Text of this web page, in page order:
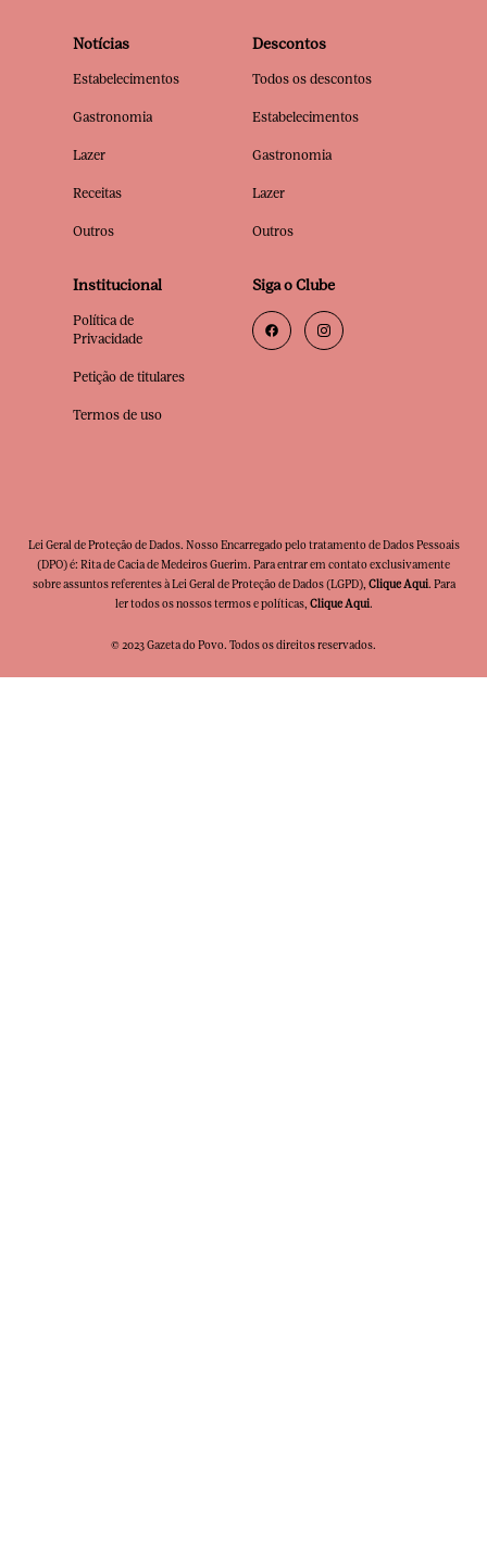
Notícias
Estabelecimentos
Gastronomia
Lazer
Receitas
Outros
Descontos
Todos os descontos
Estabelecimentos
Gastronomia
Lazer
Outros
Institucional
Política de
Privacidade
Petição de titulares
Termos de uso
Siga o Clube
Lei Geral de Proteção de Dados. Nosso Encarregado pelo tratamento de Dados Pessoais
(DPO) é: Rita de Cacia de Medeiros Guerim. Para entrar em contato exclusivamente
sobre assuntos referentes à Lei Geral de Proteção de Dados (LGPD), Clique Aqui. Para
ler todos os nossos termos e políticas, Clique Aqui.
© 2023 Gazeta do Povo. Todos os direitos reservados.